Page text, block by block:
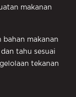
makanan
bahan makanan
tahu sesuai
tekanan